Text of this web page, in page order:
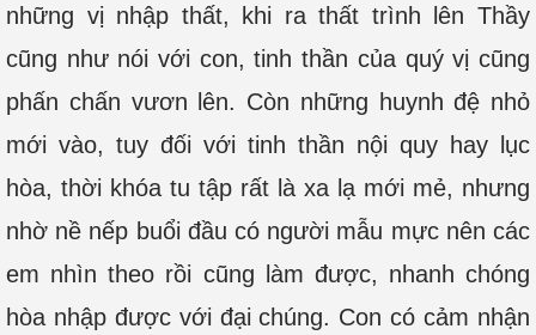
những vị nhập thất, khi ra thất trình lên Thầy
cũng như nói với con, tinh thần của quý vị cũng
phấn chấn vươn lên. Còn những huynh đệ nhỏ
mới vào, tuy đối với tinh thần nội quy hay lục
hòa, thời khóa tu tập rất là xa lạ mới mẻ, nhưng
nhờ nề nếp buổi đầu có người mẫu mực nên các
em nhìn theo rồi cũng làm được, nhanh chóng
hòa nhập được với đại chúng. Con có cảm nhận